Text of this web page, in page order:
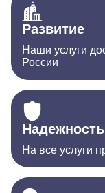
Развитие
Наши услуги
России
Надежность
На все услуги